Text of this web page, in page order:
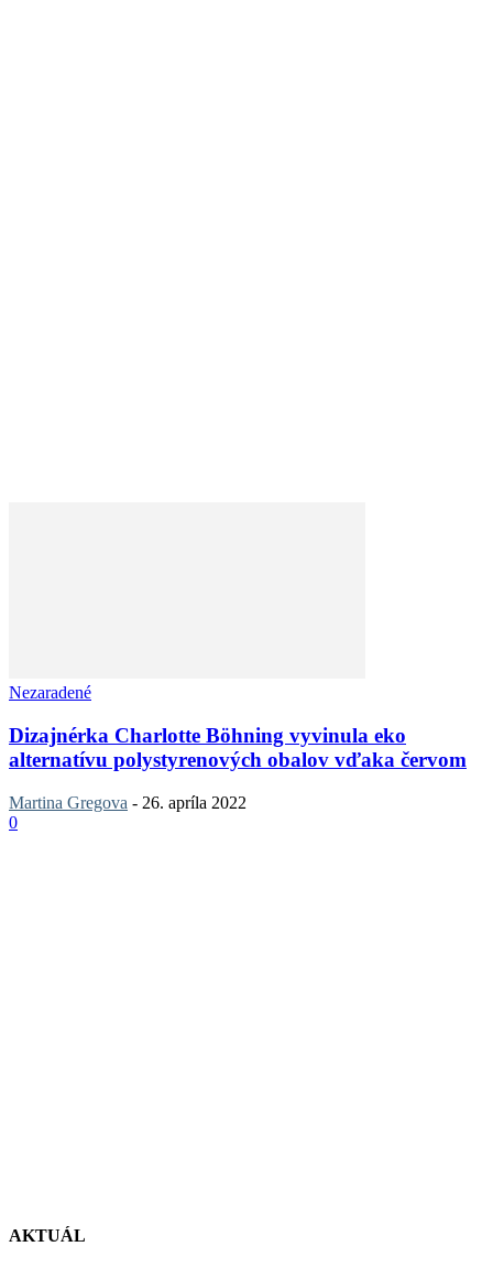
Nezaradené
Dizajnérka Charlotte Böhning vyvinula eko
alternatívu polystyrenových obalov vďaka červom
Martina Gregova - 26. apríla 2022
0
AKTUÁL